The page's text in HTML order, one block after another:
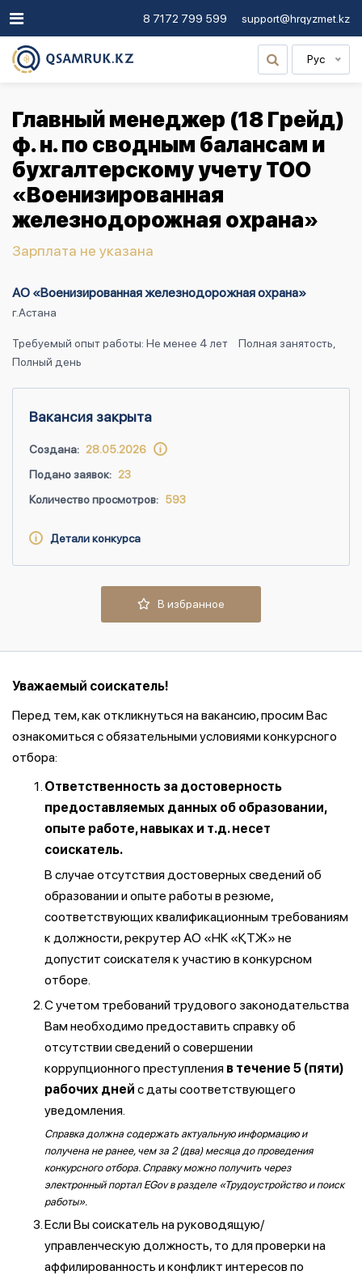
8 7172 799 599 support@hrqyzmet.kz
Рус
Главный менеджер (18 Грейд)
ф. н. по сводным балансам и
бухгалтерскому учету ТОО
«Военизированная
железнодорожная охрана»
Зарплата не указана
АО «Военизированная железнодорожная охрана»
г.Астана
Требуемый опыт работы: Не менее 4 лет
Полная занятость,
Полный день
Вакансия закрыта
Создана: 28.05.2026
Подано заявок: 23
Количество просмотров: 593
Детали конкурса
В избранное
Уважаемый соискатель!
Перед тем, как откликнуться на вакансию, просим Вас
ознакомиться с обязательными условиями конкурсного
отбора:
Ответственность за достоверность
предоставляемых данных об образовании,
опыте работе, навыках и т.д. несет
соискатель.
В случае отсутствия достоверных сведений об
образовании и опыте работы в резюме,
соответствующих квалификационным требованиям
к должности, рекрутер АО «НК «ҚТЖ» не
допустит соискателя к участию в конкурсном
отборе.
С учетом требований трудового законодательства
Вам необходимо предоставить справку об
отсутствии сведений о совершении
коррупционного преступления в течение 5 (пяти)
рабочих дней с даты соответствующего
уведомления.
Справка должна содержать актуальную информацию и
получена не ранее, чем за 2 (два) месяца до проведения
конкурсного отбора. Справку можно получить через
электронный портал EGov в разделе «Трудоустройство и поиск
работы».
Если Вы соискатель на руководящую/
управленческую должность, то для проверки на
аффилированность и конфликт интересов по